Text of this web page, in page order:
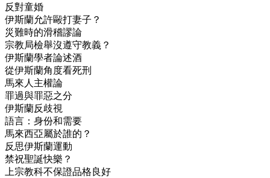
反對童婚
伊斯蘭允許毆打妻子？
災難時的滑稽謬論
宗教局檢舉沒遵守教義？
伊斯蘭學者論述酒
從伊斯蘭角度看死刑
馬來人主權論
罪過與罪惡之分
伊斯蘭反歧視
語言：身份和需要
馬來西亞屬於誰的？
反思伊斯蘭運動
禁祝聖誕快樂？
上宗教科不保證品格良好